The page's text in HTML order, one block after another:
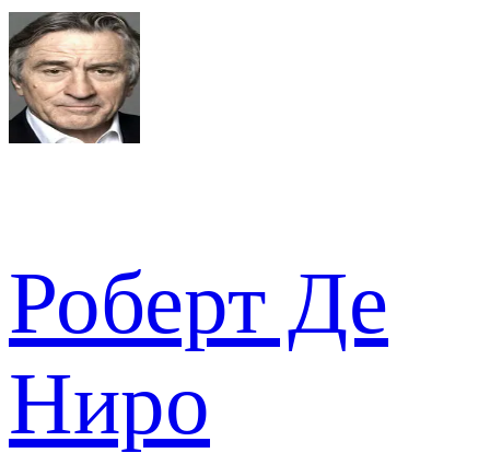
Роберт Де
Ниро